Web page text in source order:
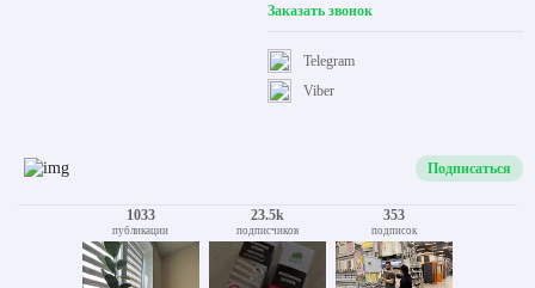
Заказать звонок
Viber
Telegram
Подписаться
1033
публикации
23.5k
подписчиков
353
подписок